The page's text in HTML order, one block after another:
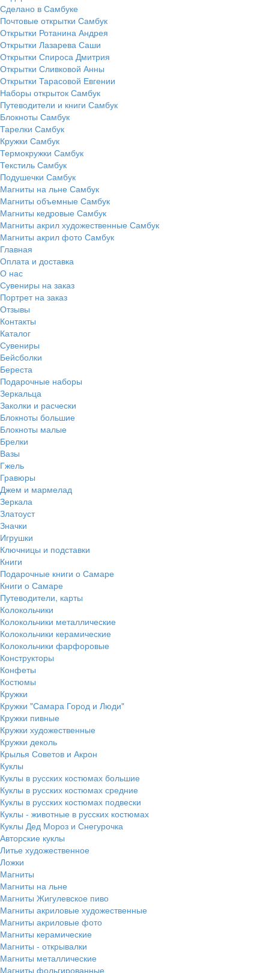
Сделано в Самбуке
Почтовые открытки Самбук
Открытки Ротанина Андрея
Открытки Лазарева Саши
Открытки Спироса Дмитрия
Открытки Сливковой Анны
Открытки Тарасовой Евгении
Наборы открыток Самбук
Путеводители и книги Самбук
Блокноты Самбук
Тарелки Самбук
Кружки Самбук
Термокружки Самбук
Текстиль Самбук
Подушечки Самбук
Магниты на льне Самбук
Магниты объемные Самбук
Магниты кедровые Самбук
Магниты акрил художественные Самбук
Магниты акрил фото Самбук
Главная
Оплата и доставка
О нас
Сувениры на заказ
Портрет на заказ
Отзывы
Контакты
Каталог
Сувениры
Бейсболки
Береста
Подарочные наборы
Зеркальца
Заколки и расчески
Блокноты большие
Блокноты малые
Брелки
Вазы
Гжель
Гравюры
Джем и мармелад
Зеркала
Златоуст
Значки
Игрушки
Ключницы и подставки
Книги
Подарочные книги о Самаре
Книги о Самаре
Путеводители, карты
Колокольчики
Колокольчики металлические
Колокольчики керамические
Колокольчики фарфоровые
Конструкторы
Конфеты
Костюмы
Кружки
Кружки "Самара Город и Люди"
Кружки пивные
Кружки художественные
Кружки деколь
Крылья Советов и Акрон
Куклы
Куклы в русских костюмах большие
Куклы в русских костюмах средние
Куклы в русских костюмах подвески
Куклы - животные в русских костюмах
Куклы Дед Мороз и Снегурочка
Авторские куклы
Литье художественное
Ложки
Магниты
Магниты на льне
Магниты Жигулевское пиво
Магниты акриловые художественные
Магниты акриловые фото
Магниты керамические
Магниты - открывалки
Магниты металлические
Магниты фольгированные